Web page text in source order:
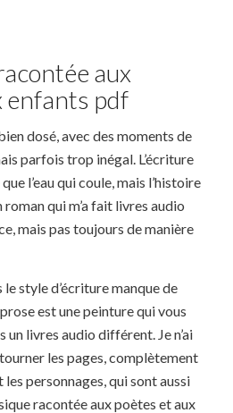
aux
enfants pdf
dosé, avec des moments de
parfois trop inégal. L’écriture
l’eau qui coule, mais l’histoire
qui m’a fait livres audio
mais pas toujours de manière
le style d’écriture manque de
est une peinture qui vous
un livres audio différent. Je n’ai
les pages, complètement
personnages, qui sont aussi
racontée aux poètes et aux